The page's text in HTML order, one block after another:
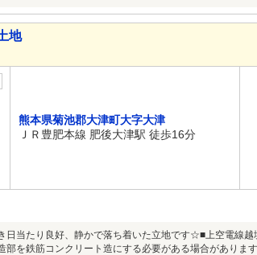
地
熊本県菊池郡大津町大字大津
ＪＲ豊肥本線 肥後大津駅 徒歩16分
日当たり良好、静かで落ち着いた立地です☆■上空電線
部を鉄筋コンクリート造にする必要がある場合があります